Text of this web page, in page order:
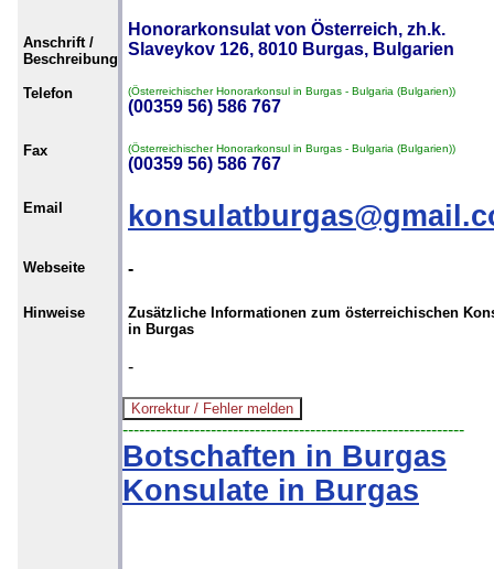
Anschrift /
Beschreibung
Honorarkonsulat von Österreich, zh.k.
Slaveykov 126, 8010 Burgas, Bulgarien
Telefon (Österreichischer Honorarkonsul in Burgas - Bulgaria (Bulgarien))
(00359 56) 586 767
Fax (Österreichischer Honorarkonsul in Burgas - Bulgaria (Bulgarien))
(00359 56) 586 767
Email
Webseite -
Hinweise
Zusätzliche Informationen zum österreichischen
in Burgas
-
--------------------------------------------------------------
Botschaften in Burgas
Konsulate in Burgas